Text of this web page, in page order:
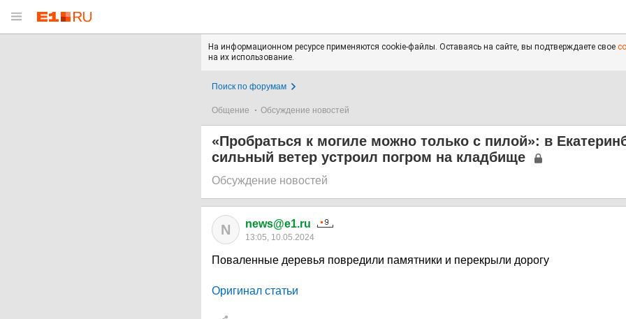
На информационном ресурсе применяются cookie-файлы. Оставаясь на сайте, вы подтверждаете свое
на их использование.
Поиск по форумам
Общение Обсуждение новостей
«Пробраться к могиле можно только с пилой»: в
сильный ветер устроил погром на кладбище
Обсуждение новостей
N news@e1.ru
13:05, 10.05.2024
Поваленные деревья повредили памятники и перекрыли дорогу
Оригинал статьи